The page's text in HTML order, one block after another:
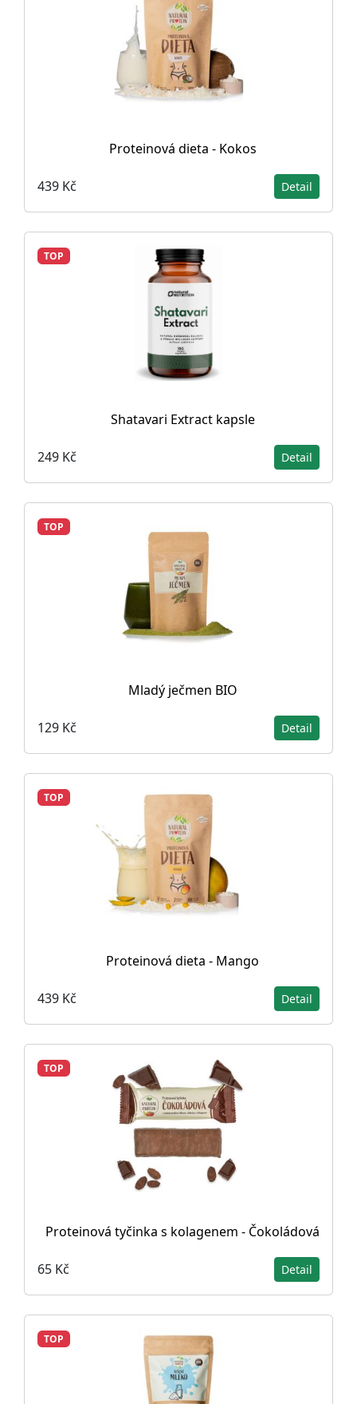
Proteinová dieta - Kokos
439 Kč Detail
TOP
Shatavari Extract kapsle
249 Kč Detail
TOP
Mladý ječmen BIO
129 Kč Detail
TOP
Proteinová dieta - Mango
439 Kč Detail
TOP
Proteinová tyčinka s kolagenem - Čokoládová
65 Kč Detail
TOP